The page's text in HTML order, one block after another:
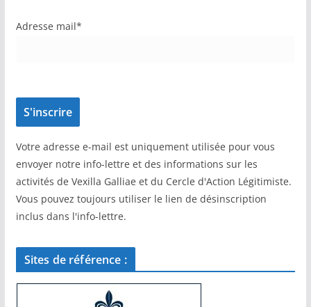
Adresse mail*
Votre adresse e-mail est uniquement utilisée pour vous
envoyer notre info-lettre et des informations sur les
activités de Vexilla Galliae et du Cercle d'Action Légitimiste.
Vous pouvez toujours utiliser le lien de désinscription
inclus dans l'info-lettre.
Sites de référence :